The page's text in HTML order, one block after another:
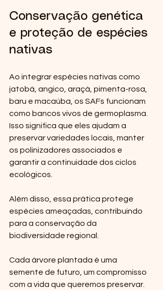
Conservação genética
e proteção de espécies
nativas
Ao integrar espécies nativas como
jatobá, angico, araçá, pimenta-rosa,
baru e macaúba, os SAFs funcionam
como bancos vivos de germoplasma.
Isso significa que eles ajudam a
preservar variedades locais, manter
os polinizadores associados e
garantir a continuidade dos ciclos
ecológicos.
Além disso, essa prática protege
espécies ameaçadas, contribuindo
para a conservação da
biodiversidade regional.
Cada árvore plantada é uma
semente de futuro, um compromisso
com a vida que queremos preservar.